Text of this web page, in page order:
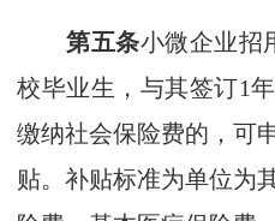
第五条小微企业招
校毕业生，与其签订1
缴纳社会保险费的，可
贴。补贴标准为单位为